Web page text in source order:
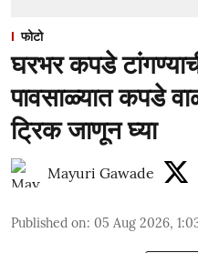
फोटो
घरभर कपडे
पावसाळ्यात कपडे
ट्रिक जाणून घ्या
Mayuri Gawade
Published on: 05 Aug 2026,